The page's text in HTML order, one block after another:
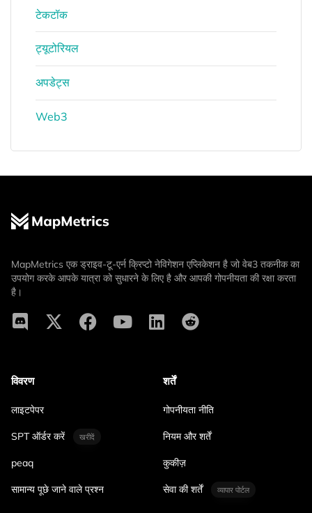
टेकटॉक
ट्यूटोरियल
अपडेट्स
Web3
MapMetrics एक ड्राइव-टू-एर्न क्रिप्टो नेविगेशन एप्लिकेशन है जो वेब3 तकनीक का
उपयोग करके आपके यात्रा को सुधारने के लिए है और आपकी गोपनीयता की रक्षा करता
है।
विवरण
लाइटपेपर
SPT ऑर्डर करें खरीदें
peaq
सामान्य पूछे जाने वाले प्रश्न
शर्तें
गोपनीयता नीति
नियम और शर्तें
कुकीज़
सेवा की शर्तें व्यापार पोर्टल